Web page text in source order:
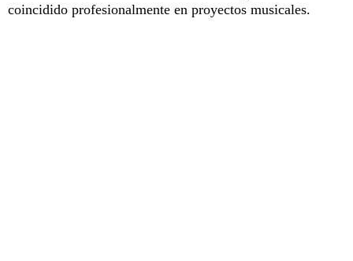
coincidido profesionalmente en proyectos musicales.